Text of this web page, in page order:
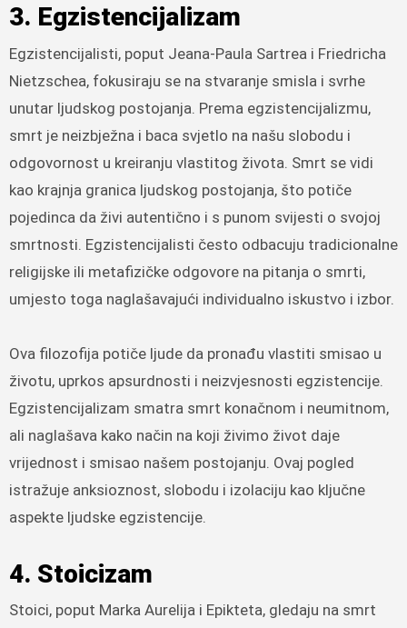
3. Egzistencijalizam
Egzistencijalisti, poput Jeana-Paula Sartrea i Friedricha
Nietzschea, fokusiraju se na stvaranje smisla i svrhe
unutar ljudskog postojanja. Prema egzistencijalizmu,
smrt je neizbježna i baca svjetlo na našu slobodu i
odgovornost u kreiranju vlastitog života. Smrt se vidi
kao krajnja granica ljudskog postojanja, što potiče
pojedinca da živi autentično i s punom svijesti o svojoj
smrtnosti. Egzistencijalisti često odbacuju tradicionalne
religijske ili metafizičke odgovore na pitanja o smrti,
umjesto toga naglašavajući individualno iskustvo i izbor.
Ova filozofija potiče ljude da pronađu vlastiti smisao u
životu, uprkos apsurdnosti i neizvjesnosti egzistencije.
Egzistencijalizam smatra smrt konačnom i neumitnom,
ali naglašava kako način na koji živimo život daje
vrijednost i smisao našem postojanju. Ovaj pogled
istražuje anksioznost, slobodu i izolaciju kao ključne
aspekte ljudske egzistencije.
4. Stoicizam
Stoici, poput Marka Aurelija i Epikteta, gledaju na smrt